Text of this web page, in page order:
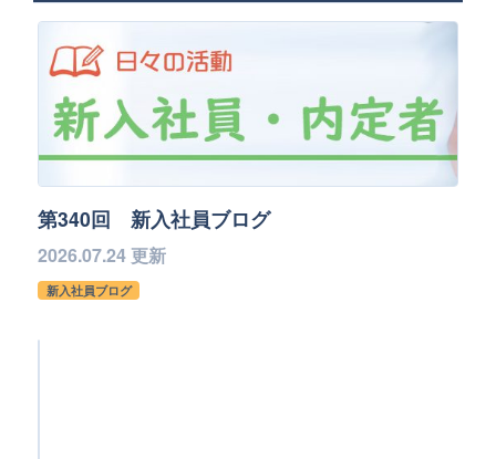
第340回 新入社員ブログ
2026.07.24 更新
新入社員ブログ